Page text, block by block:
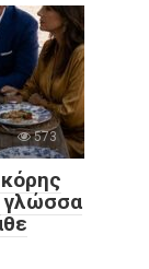
573
γλώσσα